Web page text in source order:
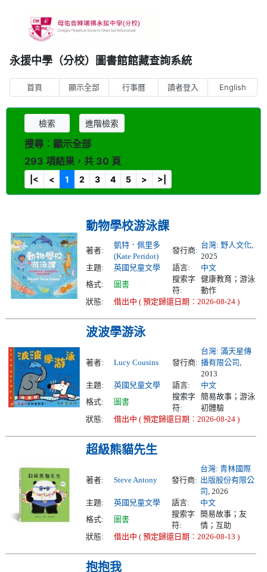
永援中學（分校）圖書館館藏查詢系統
首頁 顯示全部 行事曆 讀者登入 English
檢索 進階檢索
搜尋︰顯示全部
293 項結果，共 30 頁
|< < 1 2 3 4 5 > >|
動物學校游泳課
著者:
凱特．佩里多
(Kate Peridot)
發行商:
台灣: 野人文化,
2025
主題:
英國兒童文學 語言:
中文
格式:
圖書
搜索字
符:
健康教育；游泳
動作
狀態:
借出中 ( 預定歸還日期︰2026-08-24 )
波波學游泳
著者: Lucy Cousins 發行商:
台灣: 滿天星傳
播有限公司,
2013
主題:
英國兒童文學 語言:
中文
格式:
圖書
搜索字
符:
簡易故事；游泳
初體驗
狀態:
借出中 ( 預定歸還日期︰2026-08-24 )
超級熊貓先生
著者: Steve Antony 發行商:
台灣: 青林國際
出版股份有限公
司, 2026
主題:
英國兒童文學 語言:
中文
格式:
圖書
搜索字
符:
簡易故事；友
情；互助
狀態:
借出中 ( 預定歸還日期︰2026-08-13 )
抱抱我